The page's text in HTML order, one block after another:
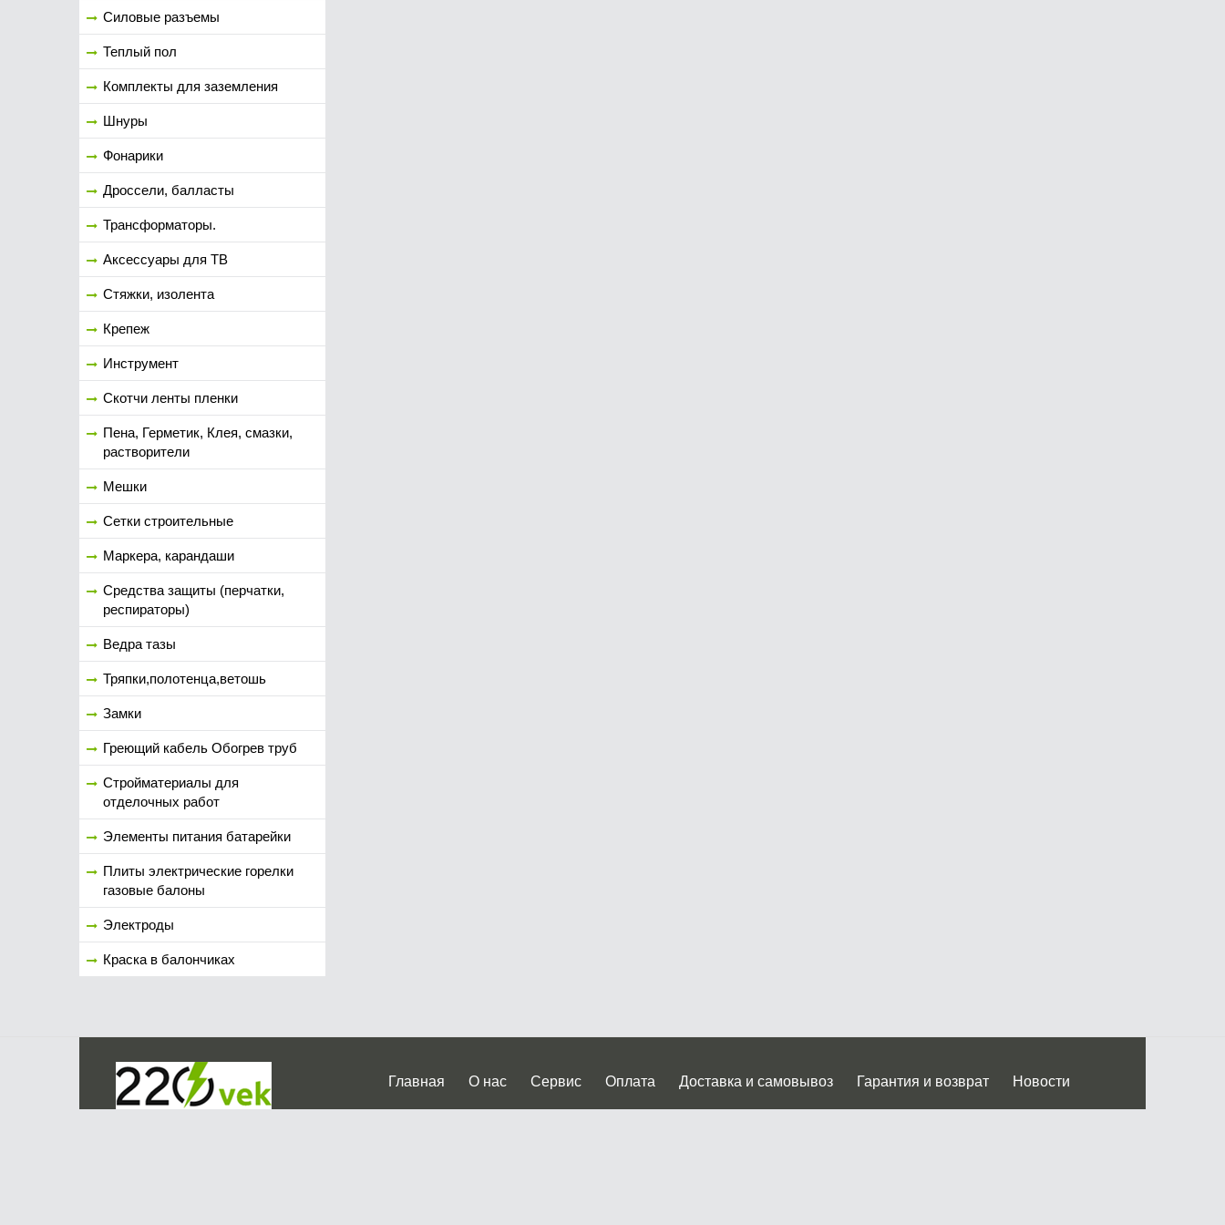
Силовые разъемы
Теплый пол
Комплекты для заземления
Шнуры
Фонарики
Дроссели, балласты
Трансформаторы.
Аксессуары для ТВ
Стяжки, изолента
Крепеж
Инструмент
Скотчи ленты пленки
Пена, Герметик, Клея, смазки,
растворители
Мешки
Сетки строительные
Маркера, карандаши
Средства защиты (перчатки,
респираторы)
Ведра тазы
Тряпки,полотенца,ветошь
Замки
Греющий кабель Обогрев труб
Стройматериалы для
отделочных работ
Элементы питания батарейки
Плиты электрические горелки
газовые балоны
Электроды
Краска в балончиках
Главная О нас Сервис Оплата Доставка и самовывоз Гарантия и возврат Новости